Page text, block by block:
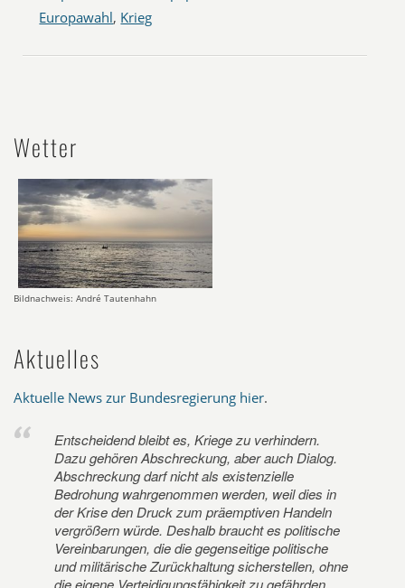
Europawahl, Krieg
Wetter
Bildnachweis: André Tautenhahn
Aktuelles
Aktuelle News zur Bundesregierung hier.
Entscheidend bleibt es, Kriege zu verhindern.
Dazu gehören Abschreckung, aber auch Dialog.
Abschreckung darf nicht als existenzielle
Bedrohung wahrgenommen werden, weil dies in
der Krise den Druck zum präemptiven Handeln
vergrößern würde. Deshalb braucht es politische
Vereinbarungen, die die gegenseitige politische
und militärische Zurückhaltung sicherstellen, ohne
die eigene Verteidigungsfähigkeit zu gefährden.